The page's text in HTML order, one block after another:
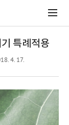
특례적용
4. 17.